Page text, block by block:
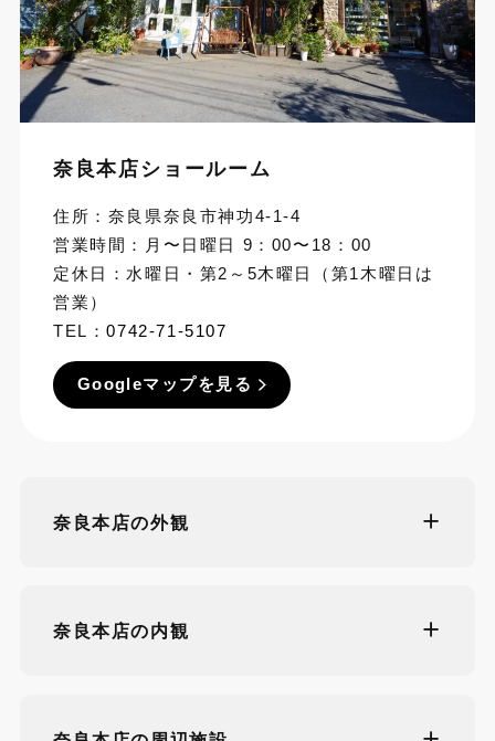
奈良本店ショールーム
住所：奈良県奈良市神功4-1-4
営業時間：月〜日曜日 9：00〜18：00
定休日：水曜日・第2～5木曜日（第1木曜日は
営業）
TEL：0742-71-5107
Googleマップを見る
奈良本店の外観
奈良本店の内観